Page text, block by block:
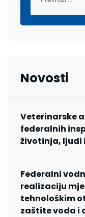
Novosti
Veterinarske
federalnih
životinja, ljudi
Federalni
realizaciju
tehnološkim
zaštite voda i